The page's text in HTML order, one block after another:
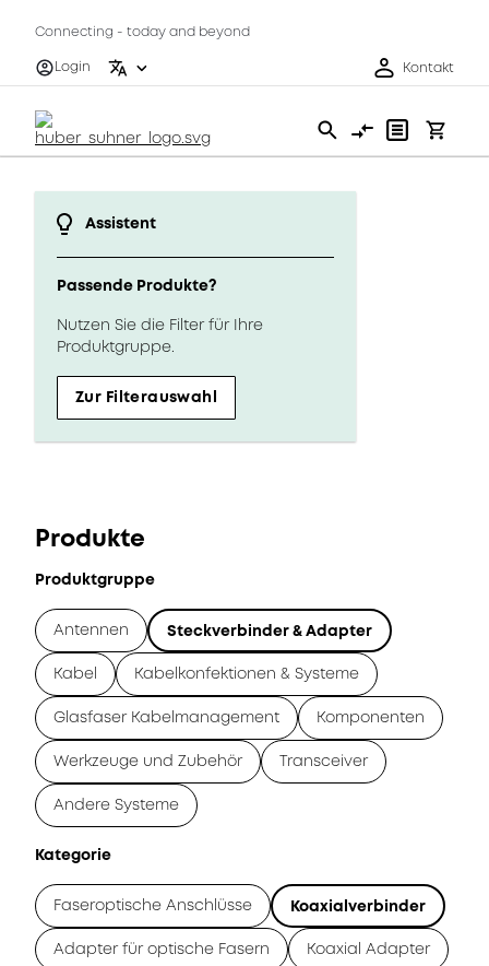
Connecting - today and beyond
Login
Kontakt
Assistent
Passende Produkte?
Nutzen Sie die Filter für Ihre
Produktgruppe.
Zur Filterauswahl
Produkte
Produktgruppe
Antennen Steckverbinder & Adapter
Kabel Kabelkonfektionen & Systeme
Glasfaser Kabelmanagement Komponenten
Werkzeuge und Zubehör Transceiver
Andere Systeme
Kategorie
Faseroptische Anschlüsse Koaxialverbinder
Adapter für optische Fasern Koaxial Adapter